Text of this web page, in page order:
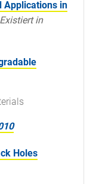
Applications in
Existiert in
Holes